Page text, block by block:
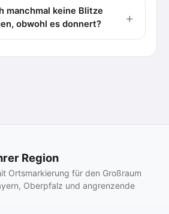
manchmal keine Blitze
obwohl es donnert?
Region
Ortsmarkierung für den Großraum
Oberpfalz und angrenzende